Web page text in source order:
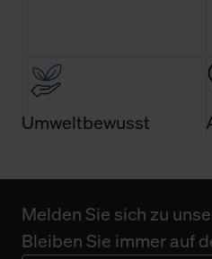
Weitere Informationen über
Technologien sowie die
Umweltbewusst
Melden Sie sich zu
Bleiben Sie immer auf